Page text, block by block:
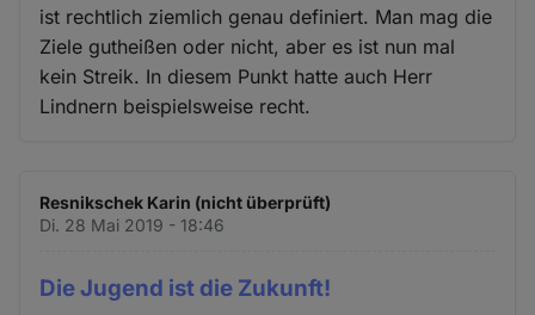
ist rechtlich ziemlich genau definiert. Man mag die
Ziele gutheißen oder nicht, aber es ist nun mal
kein Streik. In diesem Punkt hatte auch Herr
Lindnern beispielsweise recht.
Resnikschek Karin (nicht überprüft)
Di. 28 Mai 2019 - 18:46
Die Jugend ist die Zukunft!